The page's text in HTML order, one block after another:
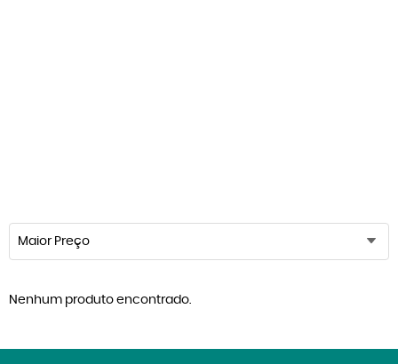
Maior Preço
Nenhum produto encontrado.